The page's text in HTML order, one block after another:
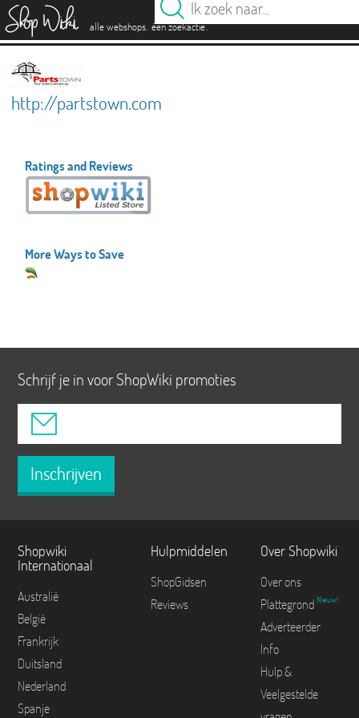
alle webshops. één zoekactie.
http://partstown.com
Ratings and Reviews
More Ways to Save
Schrijf je in voor ShopWiki promoties
Inschrijven
Shopwiki
Internationaal
Australië
België
Frankrijk
Duitsland
Nederland
Spanje
Hulpmiddelen
ShopGidsen
Reviews
Over Shopwiki
Over ons
Plattegrond Nieuw!
Adverteerder
Info
Hulp &
Veelgestelde